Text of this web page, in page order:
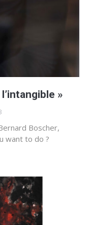
»
Boscher,
want to do ?